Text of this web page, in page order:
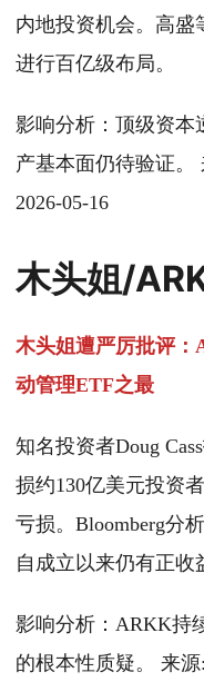
内地投资机会。高盛
进行百亿级布局。
影响分析：顶级资本
产基本面仍待验证。
2026-05-16
木头姐/
木头姐遭严厉批评：
动管理ETF之最
知名投资者Doug
损约130亿美元投资
亏损。Bloomberg分
自成立以来仍有正收
影响分析：ARKK持
的根本性质疑。 来源